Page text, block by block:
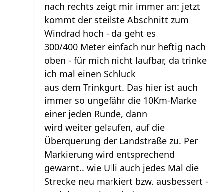
nach rechts zeigt mir immer an: jetzt
kommt der steilste Abschnitt zum
Windrad hoch - da geht es
300/400 Meter einfach nur heftig nach
oben - für mich nicht laufbar, da trinke
ich mal einen Schluck
aus dem Trinkgurt. Das hier ist auch
immer so ungefähr die 10Km-Marke
einer jeden Runde, dann
wird weiter gelaufen, auf die
Überquerung der Landstraße zu. Per
Markierung wird entsprechend
gewarnt.. wie Ulli auch jedes Mal die
Strecke neu markiert bzw. ausbessert -